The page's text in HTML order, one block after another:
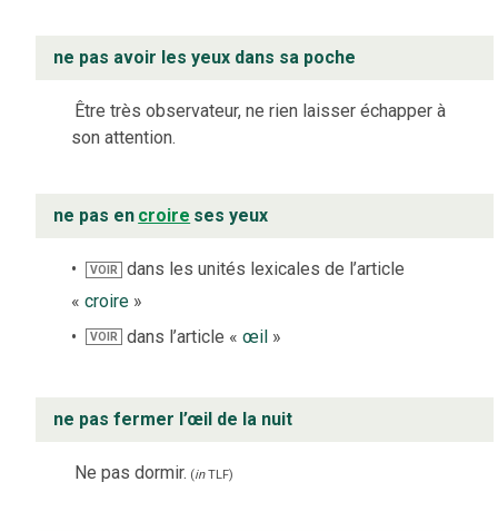
ne pas avoir les yeux dans sa poche
Être très observateur, ne rien laisser échapper à
son attention.
ne pas en croire ses yeux
VOIR
dans les unités lexicales de l’article
« croire »
VOIR dans l’article «œil »
ne pas fermer l’œil de la nuit
Ne pas dormir. (inTLF)